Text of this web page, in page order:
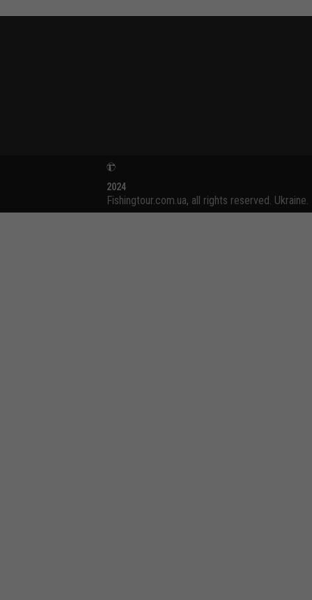
2024
Fishingtour.com.ua, all rights reserved. Ukraine.